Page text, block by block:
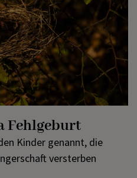
Fehlgeburt
Kinder genannt, die
versterben